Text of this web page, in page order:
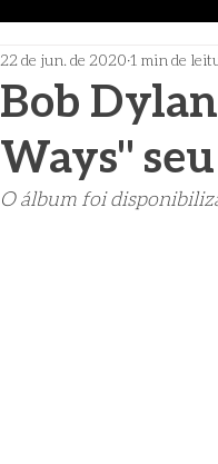
Bob
Ways"
22 de jun. de 2020 1 min de
O álbum foi